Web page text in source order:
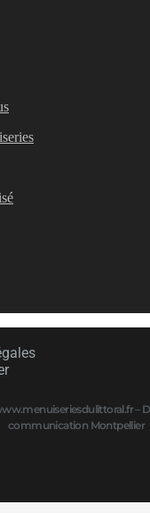
–
communication Montpellier